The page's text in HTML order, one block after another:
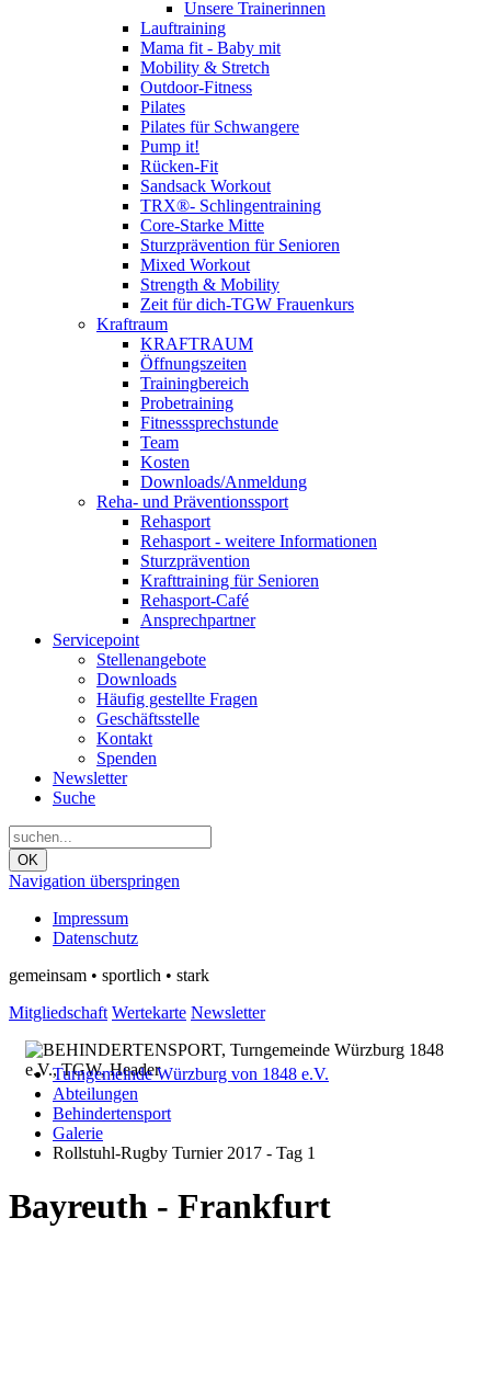
Unsere Trainerinnen
Lauftraining
Mama fit - Baby mit
Mobility & Stretch
Outdoor-Fitness
Pilates
Pilates für Schwangere
Pump it!
Rücken-Fit
Sandsack Workout
TRX®- Schlingentraining
Core-Starke Mitte
Sturzprävention für Senioren
Mixed Workout
Strength & Mobility
Zeit für dich-TGW Frauenkurs
Kraftraum
KRAFTRAUM
Öffnungszeiten
Trainingbereich
Probetraining
Fitnesssprechstunde
Team
Kosten
Downloads/Anmeldung
Reha- und Präventionssport
Rehasport
Rehasport - weitere Informationen
Sturzprävention
Krafttraining für Senioren
Rehasport-Café
Ansprechpartner
Servicepoint
Stellenangebote
Downloads
Häufig gestellte Fragen
Geschäftsstelle
Kontakt
Spenden
Newsletter
Suche
OK
Navigation überspringen
Impressum
Datenschutz
gemeinsam • sportlich • stark
Mitgliedschaft Wertekarte Newsletter
Turngemeinde Würzburg von 1848 e.V.
Abteilungen
Behindertensport
Galerie
Rollstuhl-Rugby Turnier 2017 - Tag 1
Bayreuth - Frankfurt